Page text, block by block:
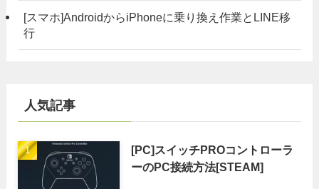
[スマホ]AndroidからiPhoneに乗り換え作業とLINE移
行
人気記事
[PC]スイッチPROコントローラ
ーのPC接続方法[STEAM]